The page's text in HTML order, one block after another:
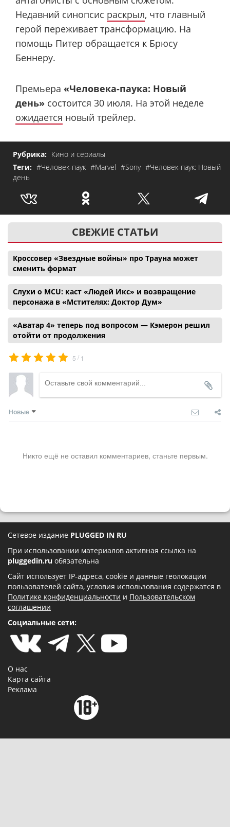
Недавний синопсис раскрыл, что главный
герой переживает трансформацию. На
помощь Питер обращается к Брюсу
Беннеру.
Премьера «Человека-паука: Новый
день» состоится 30 июля. На этой неделе
ожидается новый трейлер.
Рубрика: Кино и сериалы
Теги: #Человек-паук #Marvel #Sony #Человек-паук: Новый
день
СВЕЖИЕ СТАТЬИ
Кроссовер «Звездные войны» про Трауна может
сменить формат
Слухи о MCU: каст «Людей Икс» и возвращение
персонажа в «Мстителях: Доктор Дум»
«Аватар 4» теперь под вопросом — Кэмерон решил
отойти от продолжения
5 / 1
Новые
Никто ещё не оставил комментариев, станьте первым.
Сетевое издание PLUGGED IN RU
При использовании материалов активная ссылка на
pluggedin.ru обязательна
Сайт использует IP-адреса, cookie и данные геолокации
пользователей сайта, условия использования содержатся в
Политике конфиденциальности и Пользовательском
соглашении
Социальные сети:
О нас
Карта сайта
Реклама